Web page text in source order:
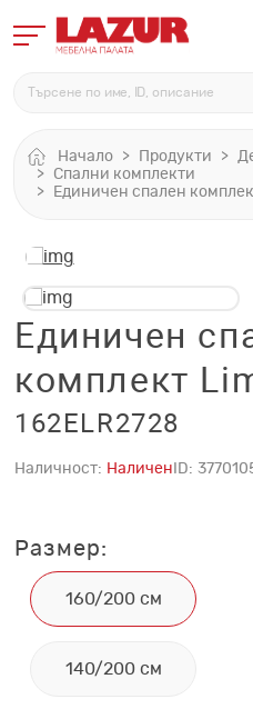
Начало Продукти
Спални комплекти
Единичен спален
Единичен
комплект
162ELR2728
Наличност: Наличен ID:
Размер:
160/200 см
140/200 см